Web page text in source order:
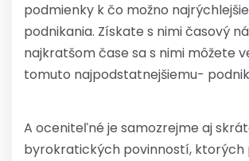
podmienky k čo možno
podnikania. Získate s nimi časový
najkratšom čase sa s nimi môžete
tomuto najpodstatnejšiemu-
A oceniteľné je samozrejme aj
byrokratických povinností, ktorých